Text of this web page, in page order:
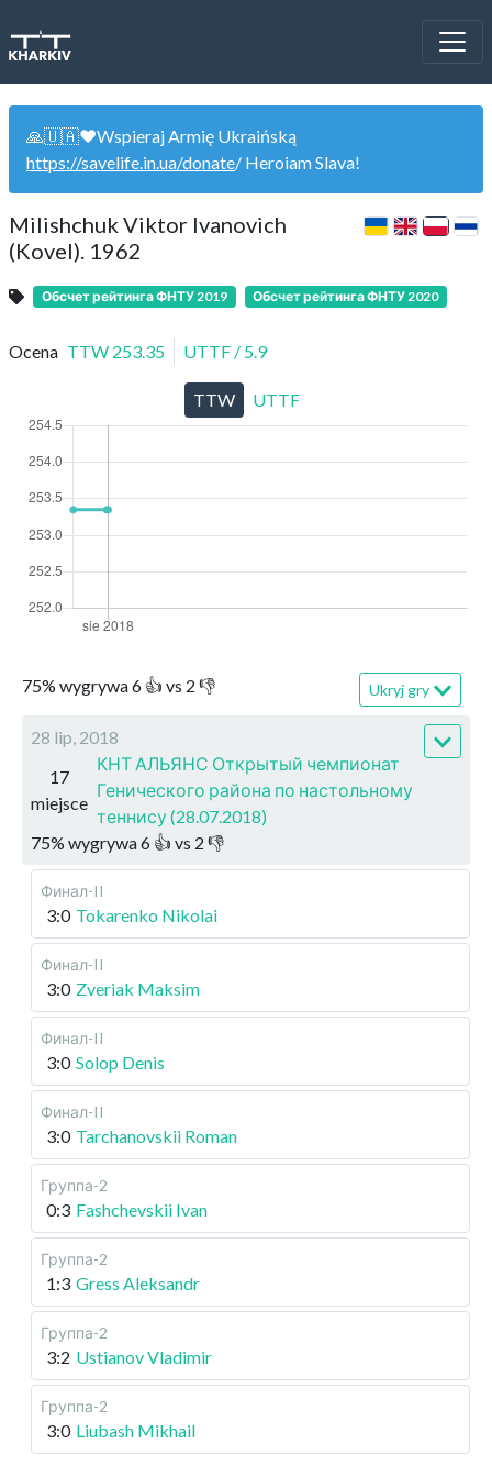
🙏🇺🇦❤️Wspieraj Armię Ukraińską
https://savelife.in.ua/donate/ Heroiam Slava!
Milishchuk Viktor Ivanovich
(Kovel). 1962
Обсчет рейтинга ФНТУ 2019 Обсчет рейтинга ФНТУ 2020
Ocena TTW 253.35 UTTF / 5.9
75% wygrywa6 👍 vs 2 👎 Ukryj gry
28 lip, 2018
17
miejsce
КНТ АЛЬЯНС Открытый чемпионат
Генического района по настольному
теннису (28.07.2018)
75% wygrywa6 👍 vs 2 👎
Финал-II
3:0 Tokarenko Nikolai
Финал-II
3:0 Zveriak Maksim
Финал-II
3:0 Solop Denis
Финал-II
3:0 Tarchanovskii Roman
Группа-2
0:3 Fashchevskii Ivan
Группа-2
1:3 Gress Aleksandr
Группа-2
3:2 Ustianov Vladimir
Группа-2
3:0 Liubash Mikhail
TTW UTTF